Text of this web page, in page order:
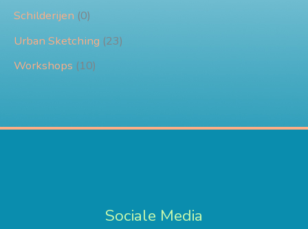
Schilderijen (0)
Urban Sketching (23)
Workshops (10)
Sociale Media